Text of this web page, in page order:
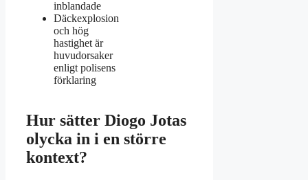
inblandade
Däckexplosion
och hög
hastighet är
huvudorsaker
enligt polisens
förklaring
Hur sätter Diogo Jotas
olycka in i en större
kontext?